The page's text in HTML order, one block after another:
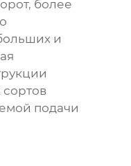
более
и
подачи